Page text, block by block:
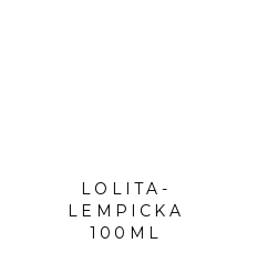
LOLITA-
LEMPICKA
100ML